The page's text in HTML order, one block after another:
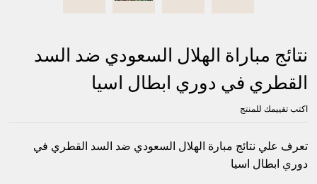
نتائج مباراة الهلال السعودي ضد السد
القطري في دوري ابطال اسيا
اكتب تقييمك للمنتج
تعرف علي نتائج مبارة الهلال السعودي ضد السد القطري في
دوري ابطال اسيا